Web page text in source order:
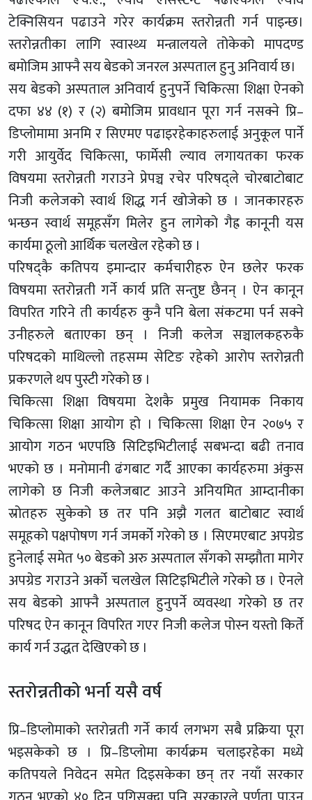
टेक्निसियन पढाउने गरेर कार्यक्रम स्तरोन्नती गर्न पाइन्छ।
स्तरोन्नतीका लागि स्वास्थ्य मन्त्रालयले तोकेको मापदण्ड
बमोजिम आफ्नै सय बेडको जनरल अस्पताल हुनु अनिवार्य छ।
सय बेडको अस्पताल अनिवार्य हुनुपर्ने चिकित्सा शिक्षा ऐनको
दफा ४४ (१) र (२) बमोजिम प्रावधान पूरा गर्न नसक्ने प्रि–
डिप्लोमामा अनमि र सिएमए पढाइरहेकाहरुलाई अनुकूल पार्ने
गरी आयुर्वेद चिकित्सा, फार्मेसी ल्याव लगायतका फरक
विषयमा स्तरोन्नती गराउने प्रेपञ्च रचेर परिषद्ले चोरबाटोबाट
निजी कलेजको स्वार्थ शिद्ध गर्न खोजेको छ । जानकारहरु
भन्छन स्वार्थ समूहसँग मिलेर हुन लागेको गैह्र कानूनी यस
कार्यमा ठूलो आर्थिक चलखेल रहेको छ ।
परिषद्कै कतिपय इमान्दार कर्मचारीहरु ऐन छलेर फरक
विषयमा स्तरोन्नती गर्ने कार्य प्रति सन्तुष्ट छैनन् । ऐन कानून
विपरित गरिने ती कार्यहरु कुनै पनि बेला संकटमा पर्न सक्ने
उनीहरुले बताएका छन् । निजी कलेज सञ्चालकहरुकै
परिषदको माथिल्लो तहसम्म सेटिङ रहेको आरोप स्तरोन्नती
प्रकरणले थप पुस्टी गरेको छ ।
चिकित्सा शिक्षा विषयमा देशकै प्रमुख नियामक निकाय
चिकित्सा शिक्षा आयोग हो । चिकित्सा शिक्षा ऐन २०७५ र
आयोग गठन भएपछि सिटिइभिटीलाई सबभन्दा बढी तनाव
भएको छ । मनोमानी ढंगबाट गर्दै आएका कार्यहरुमा अंकुस
लागेको छ निजी कलेजबाट आउने अनियमित आम्दानीका
स्रोतहरु सुकेको छ तर पनि अझै गलत बाटोबाट स्वार्थ
समूहको पक्षपोषण गर्न जमर्को गरेको छ । सिएमएबाट अपग्रेड
हुनेलाई समेत ५० बेडको अरु अस्पताल सँगको सम्झौता मागेर
अपग्रेड गराउने अर्को चलखेल सिटिइभिटीले गरेको छ । ऐनले
सय बेडको आफ्नै अस्पताल हुनुपर्ने व्यवस्था गरेको छ तर
परिषद ऐन कानून विपरित गएर निजी कलेज पोस्न यस्तो किर्ते
कार्य गर्न उद्धत देखिएको छ ।
स्तरोन्नतीको भर्ना यसै वर्ष
प्रि–डिप्लोमाको स्तरोन्नती गर्ने कार्य लगभग सबै प्रक्रिया पूरा
भइसकेको छ । प्रि–डिप्लोमा कार्यक्रम चलाइरहेका मध्ये
कतिपयले निवेदन समेत दिइसकेका छन् तर नयाँ सरकार